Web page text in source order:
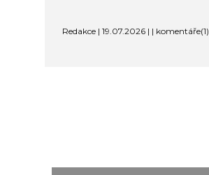
Redakce | 19.07.2026 | | komentáře(1)